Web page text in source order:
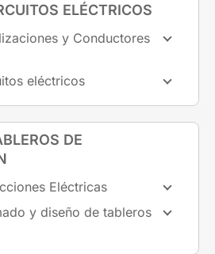
ELÉCTRICOS
y Conductores
eléctricos
DE
Eléctricas
y diseño de tableros